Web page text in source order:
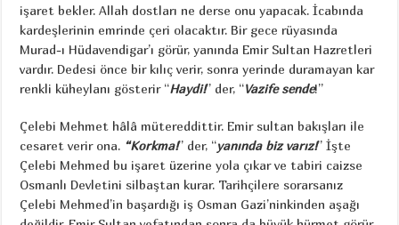
işaret bekler. Allah dostları ne derse onu yapacak. İcabında
kardeşlerinin emrinde çeri olacaktır. Bir gece rüyasında
Murad-ı Hüdavendigar’ı görür, yanında Emir Sultan Hazretleri
vardır. Dedesi önce bir kılıç verir, sonra yerinde duramayan kar
renkli küheylanı gösterir “Haydi!” der, “Vazife sende!”
Çelebi Mehmet hâlâ mütereddittir. Emir sultan bakışları ile
cesaret verir ona. “Korkma!” der, “yanında biz varız!” İşte
Çelebi Mehmed bu işaret üzerine yola çıkar ve tabiri caizse
Osmanlı Devletini silbaştan kurar. Tarihçilere sorarsanız
Çelebi Mehmed’in başardığı iş Osman Gazi’ninkinden aşağı